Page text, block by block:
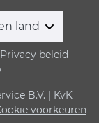
land
Privacy beleid
B.V. | KvK
voorkeuren